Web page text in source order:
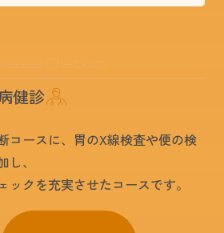
Checkup
健診
コースに、胃のX線検査や便の検
、
ックを充実させたコースです。